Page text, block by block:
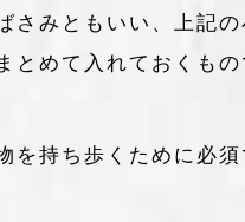
さみともいい、上記の
とめて入れておくもの
を持ち歩くために必須